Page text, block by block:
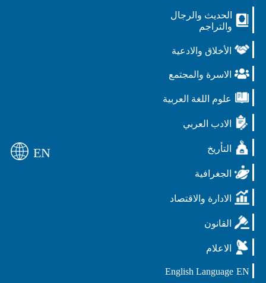
الحديث والرجال
والتراجم
الأخلاق والادعية
الاسرة والمجتمع
علوم اللغة العربية
الادب العربي
التأريخ
الجغرافية
الادارة والاقتصاد
القانون
الاعلام
EN
English Language
EN